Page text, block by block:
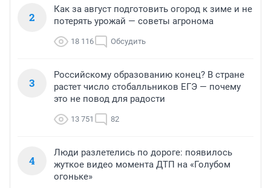
2
Как за август подготовить огород к зиме и не
потерять урожай — советы агронома
18 116 Обсудить
3
Российскому образованию конец? В стране
растет число стобалльников ЕГЭ — почему
это не повод для радости
13 751 82
4
Люди разлетелись по дороге: появилось
жуткое видео момента ДТП на «Голубом
огоньке»